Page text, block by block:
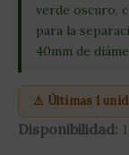
verde oscuro,
para la
40mm de
⚠ Últimas 1
Disponibilidad: